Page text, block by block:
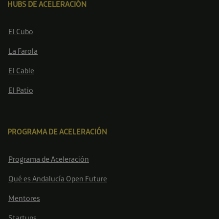
HUBS DE ACELERACIÓN
El Cubo
La Farola
El Cable
El Patio
PROGRAMA DE ACELERACIÓN
Programa de Aceleración
Qué es Andalucía Open Future
Mentores